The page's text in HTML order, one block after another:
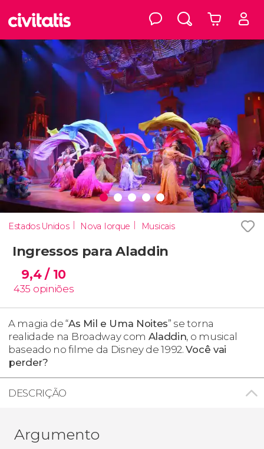
Estados Unidos Nova Iorque Musicais
Ingressos para Aladdin
9,4/ 10
435 opiniões
A magia de “As Mil e Uma Noites” se torna
realidade na Broadway com Aladdin, o musical
baseado no filme da Disney de 1992.Você vai
perder?
DESCRIÇÃO
Argumento